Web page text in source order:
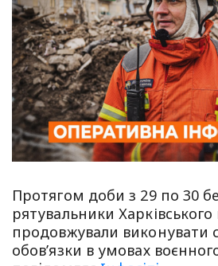
Протягом доби з 29 по 30
рятувальники
продовжували виконувати
обов’язки в умовах